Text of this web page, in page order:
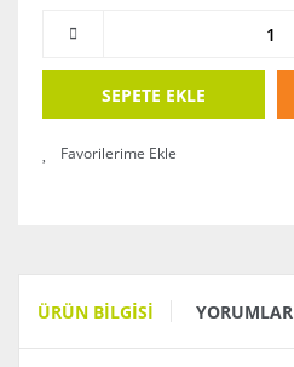
SEPETE EKLE
ÜRÜN BILGISI YORUMLAR